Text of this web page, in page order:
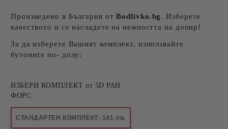
Произведено в България отBodlivko.bg. Изберете
качеството и се насладете на нежността на допир!
За да изберете Вашият комплект, използвайте
бутоните по- долу:
ИЗБЕРИ КОМПЛЕКТ от 5D РАН
ФОРС:
СТАНДАРТЕН КОМПЛЕКТ- 141 лв.